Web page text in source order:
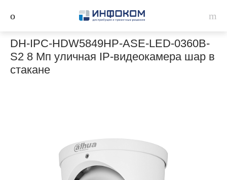
DH-IPC-HDW5849HP-ASE-LED-0360B-
S2 8 Мп уличная IP-видеокамера шар в
стакане